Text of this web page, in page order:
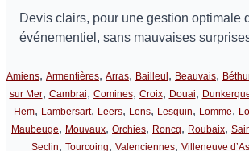
Devis clairs, pour une gestion optimale
événementiel, sans mauvaises
Amiens, Armentières, Arras, Bailleul , Beauvais,
sur Mer, Cambrai, Comines, Croix, Douai,
Hem, Lambersart, Leers, Lens, Lesquin, Lomme,
Maubeuge, Mouvaux, Orchies, Roncq, Roubaix,
Seclin, Tourcoing, Valenciennes, Villeneuve